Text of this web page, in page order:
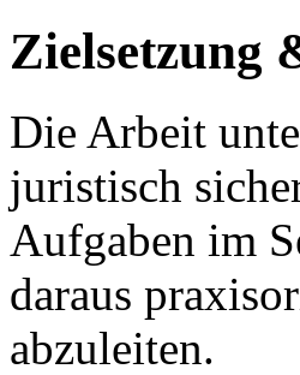
Zielsetzung
Die Arbeit
juristisch
Aufgaben im
daraus
abzuleiten.